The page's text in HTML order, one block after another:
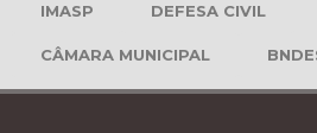
IMASP DEFESA CIVIL
CÂMARA MUNICIPAL